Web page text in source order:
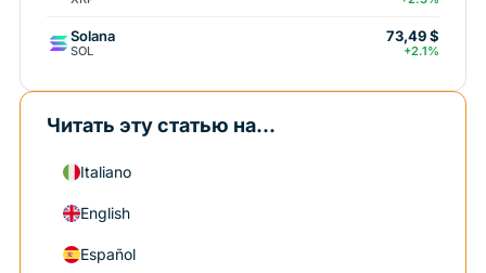
Solana
SOL
73,49 $
+2.1%
Читать эту статью на...
Italiano
English
Español